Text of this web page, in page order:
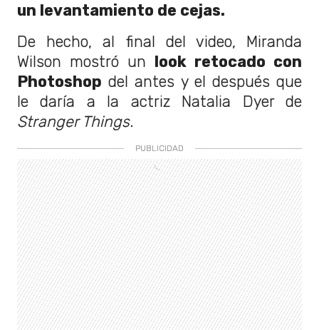
un levantamiento de cejas.
De hecho, al final del video, Miranda
Wilson mostró un look retocado con
Photoshop del antes y el después que
le daría a la actriz Natalia Dyer de
Stranger Things.